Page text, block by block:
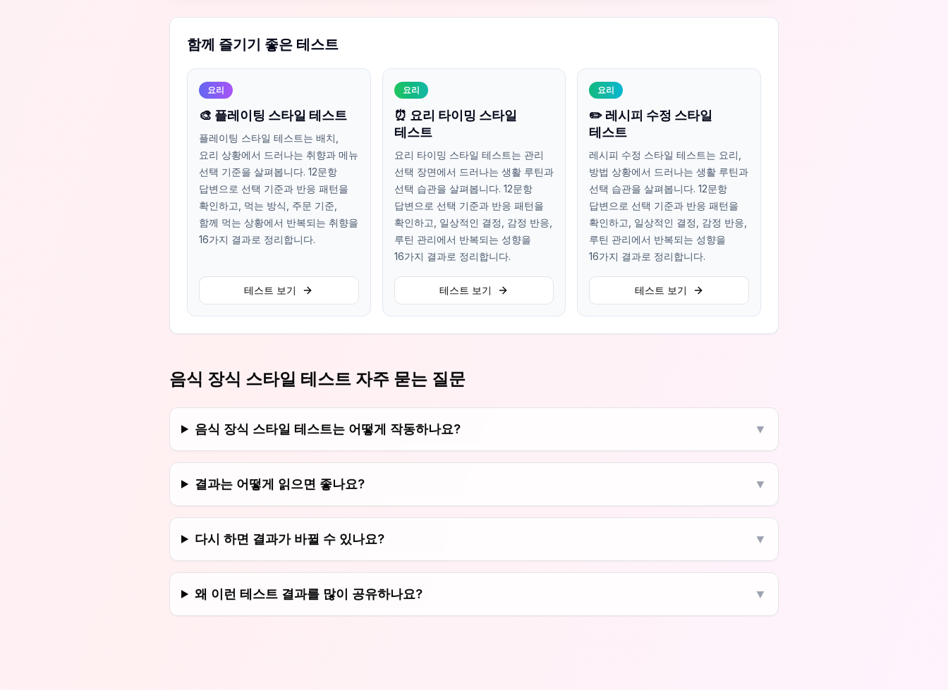
함께 즐기기 좋은 테스트
요리
🎨 플레이팅 스타일 테스트
플레이팅 스타일 테스트는 배치,
요리 상황에서 드러나는 취향과 메뉴
선택 기준을 살펴봅니다. 12문항
답변으로 선택 기준과 반응 패턴을
확인하고, 먹는 방식, 주문 기준,
함께 먹는 상황에서 반복되는 취향을
16가지 결과로 정리합니다.
테스트 보기
요리
⏰ 요리 타이밍 스타일
테스트
요리 타이밍 스타일 테스트는 관리
선택 장면에서 드러나는 생활 루틴과
선택 습관을 살펴봅니다. 12문항
답변으로 선택 기준과 반응 패턴을
확인하고, 일상적인 결정, 감정 반응,
루틴 관리에서 반복되는 성향을
16가지 결과로 정리합니다.
테스트 보기
요리
✏️ 레시피 수정 스타일
테스트
레시피 수정 스타일 테스트는 요리,
방법 상황에서 드러나는 생활 루틴과
선택 습관을 살펴봅니다. 12문항
답변으로 선택 기준과 반응 패턴을
확인하고, 일상적인 결정, 감정 반응,
루틴 관리에서 반복되는 성향을
16가지 결과로 정리합니다.
테스트 보기
음식 장식 스타일 테스트 자주 묻는 질문
음식 장식 스타일 테스트는 어떻게 작동하나요? ▼
결과는 어떻게 읽으면 좋나요? ▼
다시 하면 결과가 바뀔 수 있나요? ▼
왜 이런 테스트 결과를 많이 공유하나요? ▼